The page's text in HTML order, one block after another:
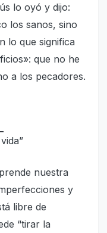
lo oyó y dijo:
los sanos, sino
lo que significa
que no he
a los pecadores.
nuestra
y
libre de
“tirar la